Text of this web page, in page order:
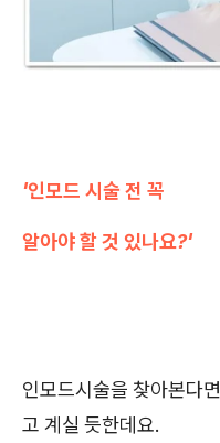
'인모드 시술 전 꼭
알아야 할 것 있나요?'
인모드시술을 찾아본다
고 계실 듯한데요.